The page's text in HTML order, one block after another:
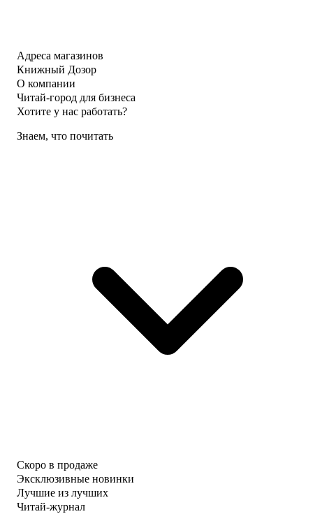
Адреса магазинов
Книжный Дозор
О компании
Читай-город для бизнеса
Хотите у нас работать?
Знаем, что почитать
Скоро в продаже
Эксклюзивные новинки
Лучшие из лучших
Читай-журнал